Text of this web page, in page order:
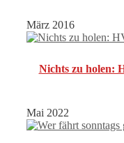
März 2016
Nichts zu holen:
Mai 2022